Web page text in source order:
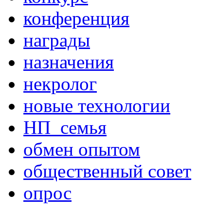
конференция
награды
назначения
некролог
новые технологии
НП_семья
обмен опытом
общественный совет
опрос